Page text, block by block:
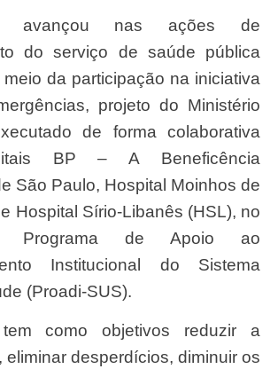
do serviço de saúde pública
da participação na iniciativa
projeto do Ministério
de forma colaborativa
BP – A Beneficência
São Paulo, Hospital Moinhos de
Hospital Sírio-Libanês (HSL), no
Programa de Apoio ao
Institucional do Sistema
(Proadi-SUS).
eliminar desperdícios, diminuir os